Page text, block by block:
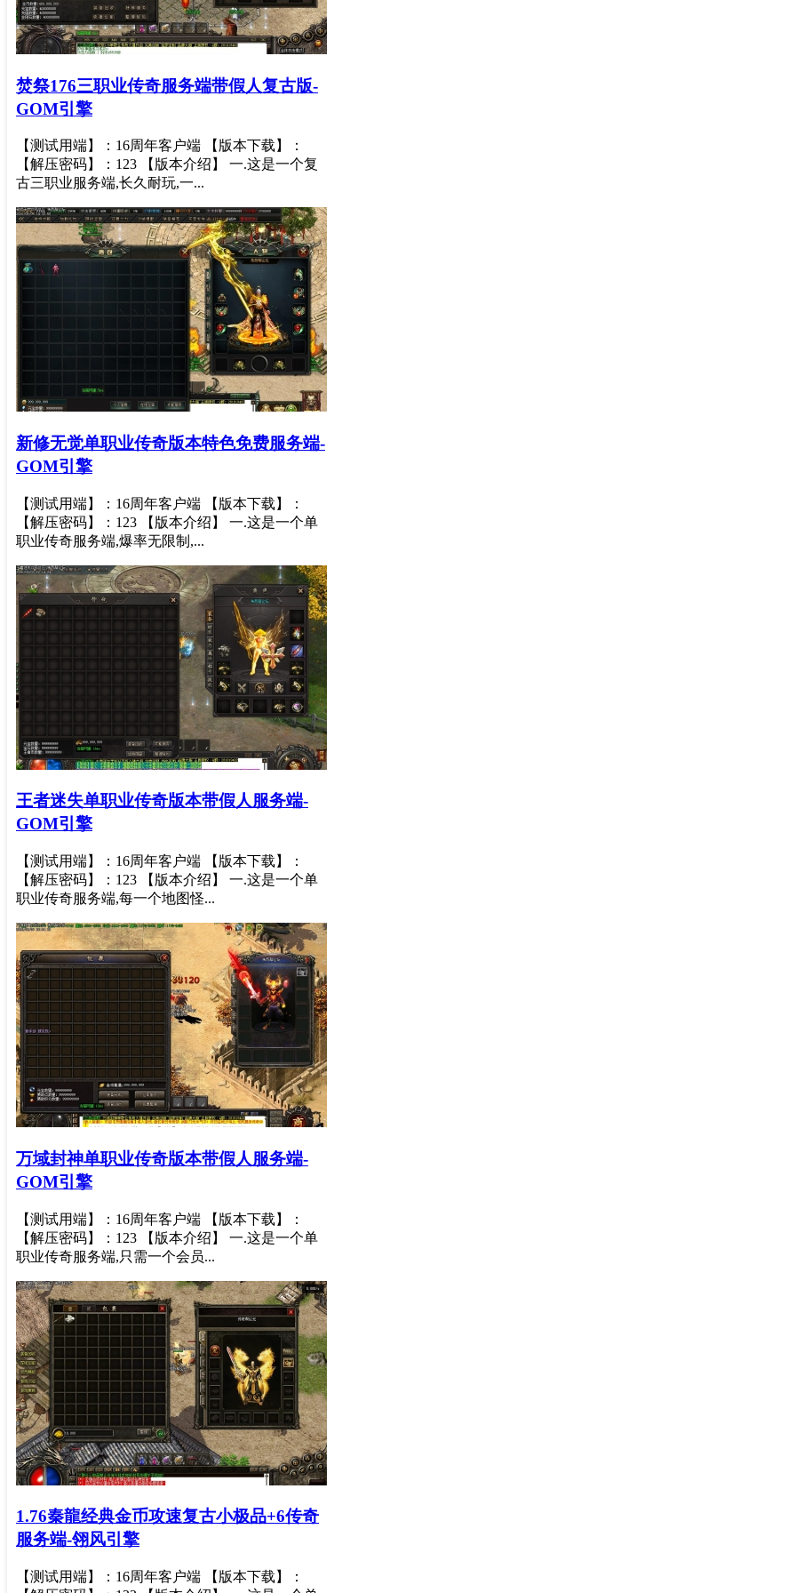
焚祭176三职业传奇服务端带假人复古版-
GOM引擎
【测试用端】：16周年客户端 【版本下载】：
【解压密码】：123 【版本介绍】 一.这是一个复
古三职业服务端,长久耐玩,一...
新修无觉单职业传奇版本特色免费服务端-
GOM引擎
【测试用端】：16周年客户端 【版本下载】：
【解压密码】：123 【版本介绍】 一.这是一个单
职业传奇服务端,爆率无限制,...
王者迷失单职业传奇版本带假人服务端-
GOM引擎
【测试用端】：16周年客户端 【版本下载】：
【解压密码】：123 【版本介绍】 一.这是一个单
职业传奇服务端,每一个地图怪...
万域封神单职业传奇版本带假人服务端-
GOM引擎
【测试用端】：16周年客户端 【版本下载】：
【解压密码】：123 【版本介绍】 一.这是一个单
职业传奇服务端,只需一个会员...
1.76秦龍经典金币攻速复古小极品+6传奇
服务端-翎风引擎
【测试用端】：16周年客户端 【版本下载】：